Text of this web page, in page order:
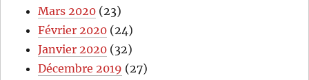
Mars 2020 (23)
Février 2020 (24)
Janvier 2020 (32)
Décembre 2019 (27)